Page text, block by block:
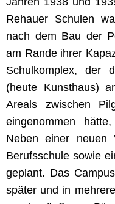
Rehauer Schulen
nach dem Bau der
am Rande ihrer
Schulkomplex, der
(heute Kunsthaus)
Areals zwischen
eingenommen
Neben einer neuen
Berufsschule sowie
geplant. Das
später und in